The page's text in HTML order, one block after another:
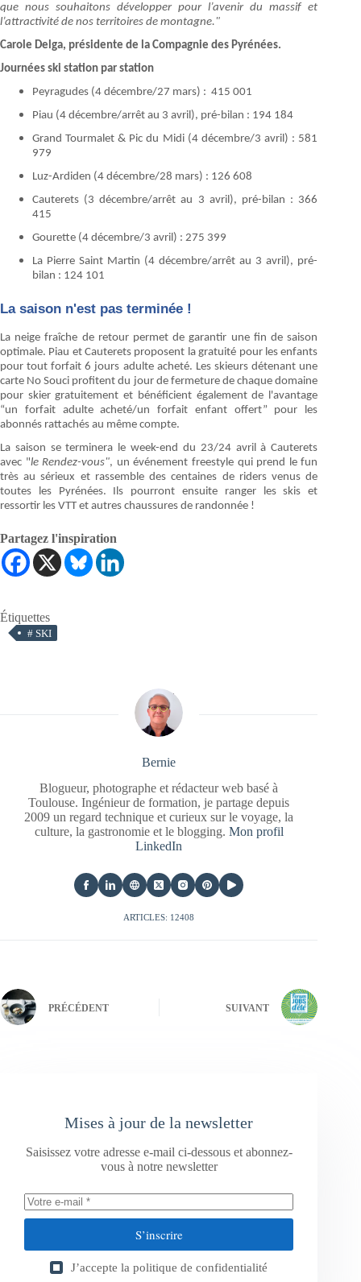
que nous souhaitons développer pour l’avenir du massif et
l’attractivité de nos territoires de montagne."
Carole Delga, présidente de la Compagnie des Pyrénées.
Journées ski station par station
Peyragudes (4 décembre/27 mars) : 415 001
Piau (4 décembre/arrêt au 3 avril), pré-bilan : 194 184
Grand Tourmalet & Pic du Midi (4 décembre/3 avril) : 581
979
Luz-Ardiden (4 décembre/28 mars) : 126 608
Cauterets (3 décembre/arrêt au 3 avril), pré-bilan : 366
415
Gourette (4 décembre/3 avril) : 275 399
La Pierre Saint Martin (4 décembre/arrêt au 3 avril), pré-
bilan : 124 101
La saison n'est pas terminée !
La neige fraîche de retour permet de garantir une fin de saison
optimale. Piau et Cauterets proposent la gratuité pour les enfants
pour tout forfait 6 jours adulte acheté. Les skieurs détenant une
carte No Souci profitent du jour de fermeture de chaque domaine
pour skier gratuitement et bénéficient également de l'avantage
“un forfait adulte acheté/un forfait enfant offert” pour les
abonnés rattachés au même compte.
La saison se terminera le week-end du 23/24 avril à Cauterets
avec "le Rendez-vous", un événement freestyle qui prend le fun
très au sérieux et rassemble des centaines de riders venus de
toutes les Pyrénées. Ils pourront ensuite ranger les skis et
ressortir les VTT et autres chaussures de randonnée !
Partagez l'inspiration
Étiquettes
# SKI
Bernie
Blogueur, photographe et rédacteur web basé à
Toulouse. Ingénieur de formation, je partage depuis
2009 un regard technique et curieux sur le voyage, la
culture, la gastronomie et le blogging. Mon profil
LinkedIn
ARTICLES: 12408
PRÉCÉDENT SUIVANT
Mises à jour de la newsletter
Saisissez votre adresse e-mail ci-dessous et abonnez-
vous à notre newsletter
S’inscrire
J’accepte la politique de confidentialité